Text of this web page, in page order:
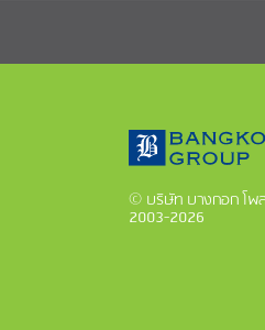
© บริษัท บางกอก โพ
2003-2026